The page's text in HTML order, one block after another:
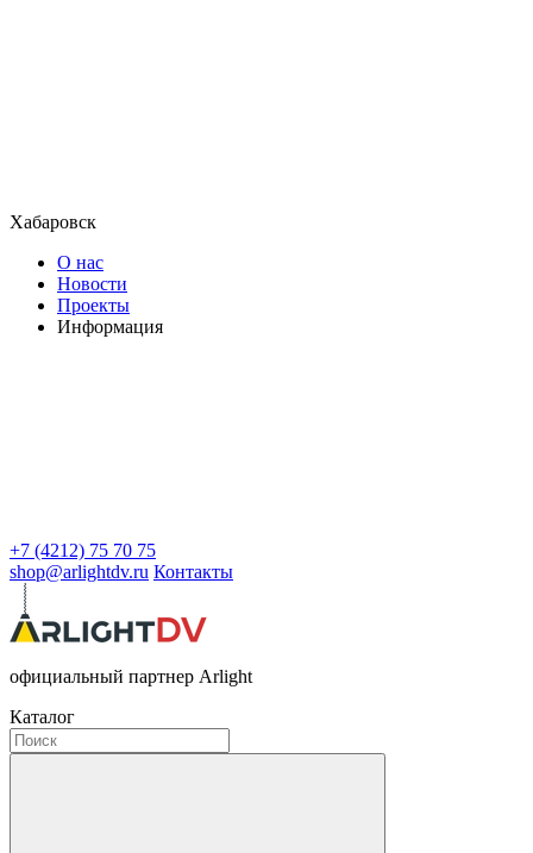
Хабаровск
О нас
Новости
Проекты
Информация
+7 (4212) 75 70 75
shop@arlightdv.ru Контакты
официальный партнер Arlight
Каталог